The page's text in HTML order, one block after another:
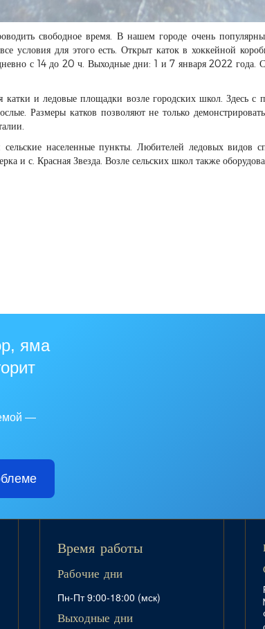
свободное время. В нашем городе очень
условия для этого есть. Открыт каток в хоккейной
с 14 до 20 ч. Выходные дни: 1 и 7 января 2022 года.
и ледовые площадки возле городских школ. Здесь с
Размеры катков позволяют не только
населенные пункты. Любителей ледовых видов
и с. Красная Звезда. Возле сельских школ также
яма
—
Время работы
Рабочие дни
Пн-Пт 9:00-18:00 (мск)
Выходные дни